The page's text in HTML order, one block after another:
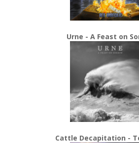
Urne - A Feast on
Cattle Decapitation -